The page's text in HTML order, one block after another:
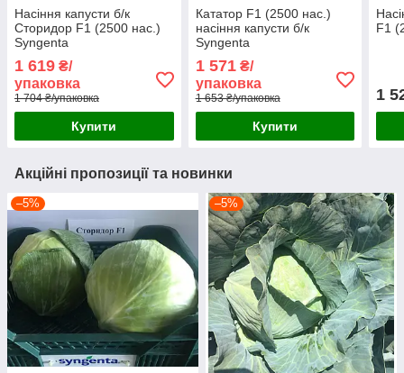
Насіння капусти б/к
Сторидор F1 (2500 нас.)
Syngenta
1 619 ₴/
упаковка
1 704 ₴/упаковка
Купити
Кататор F1 (2500 нас.)
насіння капусти б/к
Syngenta
1 571₴/
упаковка
1 653 ₴/упаковка
Купити
F1
1
Акційні пропозиції та новинки
–5% –5%